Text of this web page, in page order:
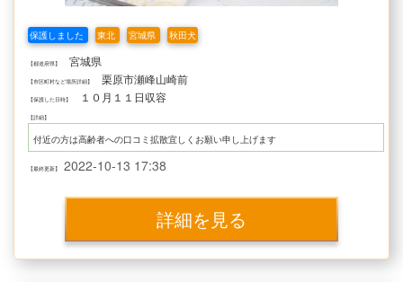
保護しました 東北 宮城県 秋田犬
【都道府県】 宮城県
【市区町村など場所詳細】 栗原市瀬峰山崎前
【保護した日時】 １０月１１日収容
【詳細】
付近の方は高齢者への口コミ拡散宜しくお願い申し上げます
【最終更新】 2022-10-13 17:38
詳細を見る